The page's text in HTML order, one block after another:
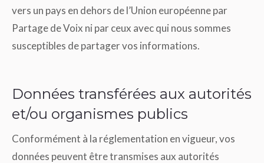
vers un pays en dehors de l’Union européenne par
Partage de Voix ni par ceux avec qui nous sommes
susceptibles de partager vos informations.
Données transférées aux autorités
et/ou organismes publics
Conformément à la réglementation en vigueur, vos
données peuvent être transmises aux autorités